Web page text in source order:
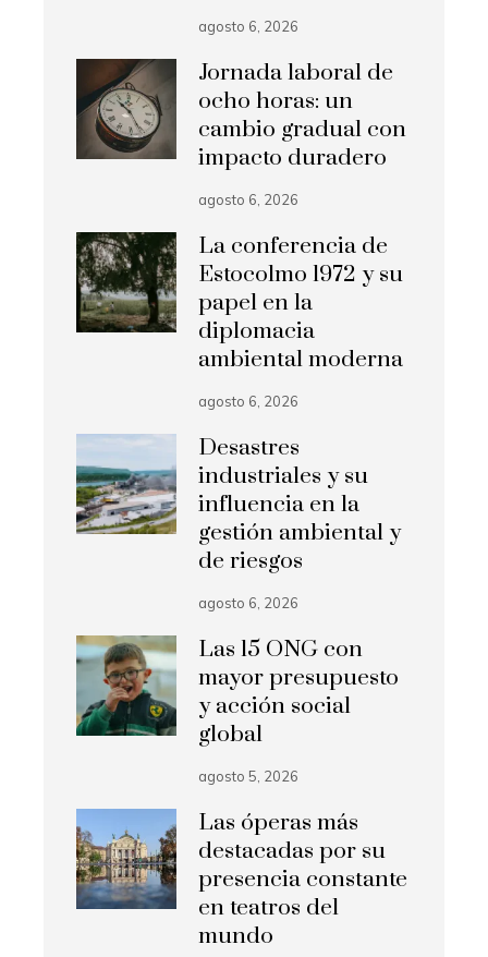
agosto 6, 2026
Jornada laboral de
ocho horas: un
cambio gradual con
impacto duradero
agosto 6, 2026
La conferencia de
Estocolmo 1972 y su
papel en la
diplomacia
ambiental moderna
agosto 6, 2026
Desastres
industriales y su
influencia en la
gestión ambiental y
de riesgos
agosto 6, 2026
Las 15 ONG con
mayor presupuesto
y acción social
global
agosto 5, 2026
Las óperas más
destacadas por su
presencia constante
en teatros del
mundo